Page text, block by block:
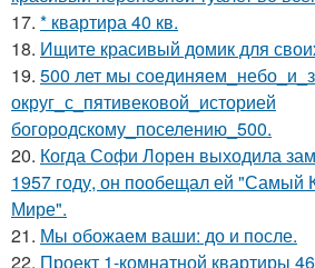
17. * квартира 40 кв.
18. Ищите красивый домик для
19. 500 лет мы
округ_с_пятивековой_историей
богородскому_поселению_500.
20. Когда Софи Лорен выходила
1957 году, он пообещал ей "Самый
Мире".
21. Мы обожаем ваши: до и после.
22. Проект 1-комнатной квартиры